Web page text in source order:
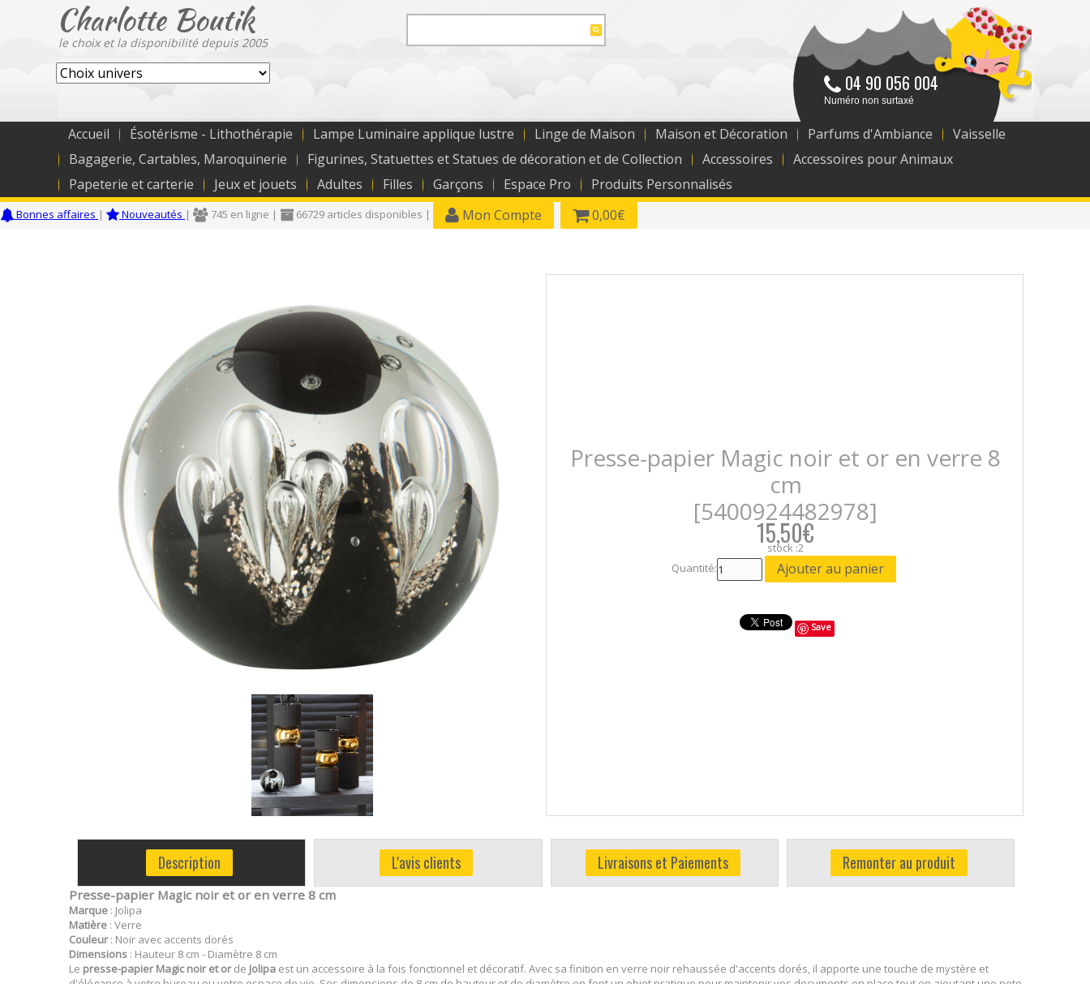
04 90 056 004
Numéro non surtaxé
Charlotte Boutik
le choix et la disponibilité depuis 2005
Accueil Ésotérisme - Lithothérapie Lampe Luminaire applique lustre Linge de Maison Maison et Décoration Parfums d'Ambiance
Vaisselle
Bagagerie, Cartables, Maroquinerie
Figurines, Statuettes et Statues de décoration et de Collection Accessoires
Accessoires pour Animaux
Papeterie et carterie
Jeux et jouets Adultes Filles Garçons Espace Pro Produits Personnalisés
Bonnes affaires | Nouveautés | 745 en ligne | 66729 articles disponibles | Mon Compte 0,00€
Presse-papier Magic noir et or en verre 8
cm
[5400924482978]
15,50€
stock :2
Quantité:
Save
Description L'avis clients Livraisons et Paiements Remonter au produit
Presse-papier Magic noir et or en verre 8 cm
Marque : Jolipa
Matière : Verre
Couleur: Noir avec accents dorés
Dimensions : Hauteur 8 cm - Diamètre 8 cm
Le presse-papier Magic noir et orde Jolipa est un accessoire à la fois fonctionnel et décoratif. Avec sa finition en verre noir rehaussée d'accents dorés, il apporte une touche de mystère et